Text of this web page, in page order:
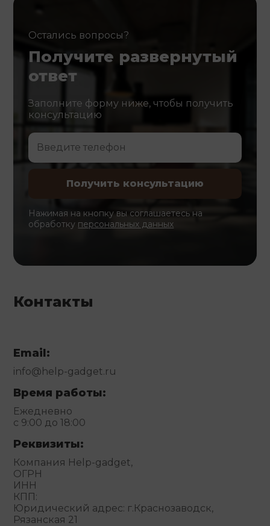
Остались вопросы?
Получите развернутый
ответ
Заполните форму ниже, чтобы получить
консультацию
Нажимая на кнопку вы соглашаетесь на
обработку персональных данных
Контакты
Email:
info@help-gadget.ru
Время работы:
Ежедневно
с 9:00 до 18:00
Реквизиты:
Компания Help-gadget,
ОГРН
ИНН
КПП:
Юридический адрес: г.Краснозаводск,
Рязанская 21